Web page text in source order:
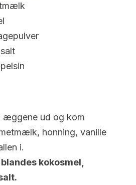
æggene ud og kom
honning, vanille
i.
blandes kokosmel,